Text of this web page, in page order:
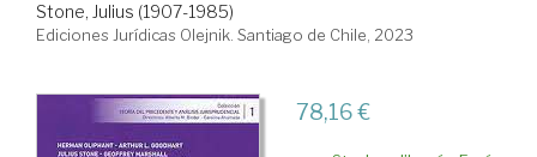
Stone, Julius (1907-1985)
Ediciones Jurídicas Olejnik. Santiago de Chile, 2023
78,16 €